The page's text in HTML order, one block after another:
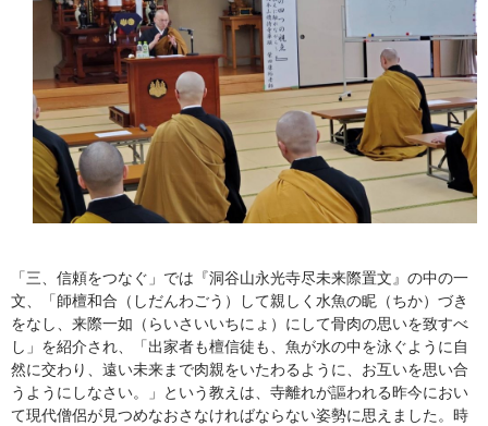
「三、信頼をつなぐ」では『洞谷山永光寺尽未来際置文』の中の一
文、「師檀和合（しだんわごう）して親しく水魚の眤（ちか）づき
をなし、来際一如（らいさいいちにょ）にして骨肉の思いを致すべ
し」を紹介され、「出家者も檀信徒も、魚が水の中を泳ぐように自
然に交わり、遠い未来まで肉親をいたわるように、お互いを思い合
うようにしなさい。」という教えは、寺離れが謳われる昨今におい
て現代僧侶が見つめなおさなければならない姿勢に思えました。時